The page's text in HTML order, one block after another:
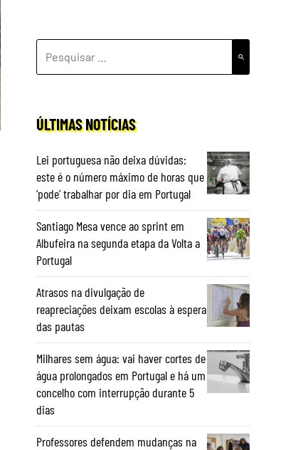
POR:
ÚLTIMAS NOTÍCIAS
Lei portuguesa não deixa dúvidas:
este é o número máximo de horas que
‘pode’ trabalhar por dia em Portugal
Santiago Mesa vence ao sprint em
Albufeira na segunda etapa da Volta a
Portugal
Atrasos na divulgação de
reapreciações deixam escolas à espera
das pautas
Milhares sem água: vai haver cortes de
água prolongados em Portugal e há um
concelho com interrupção durante 5
dias
Professores defendem mudanças na